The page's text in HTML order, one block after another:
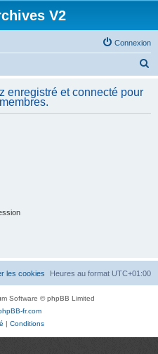
V2
Connexion
h
enregistré et connecté pour
Heures au format UTC+01:00
les cookies
Software © phpBB Limited
fr.com
| Conditions